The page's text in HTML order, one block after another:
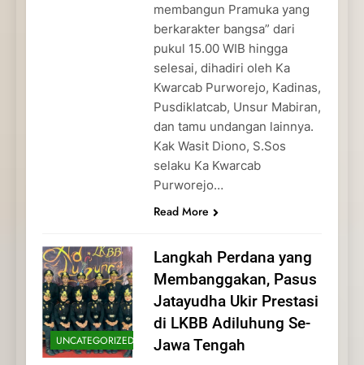
membangun Pramuka yang
berkarakter bangsa” dari
pukul 15.00 WIB hingga
selesai, dihadiri oleh Ka
Kwarcab Purworejo, Kadinas,
Pusdiklatcab, Unsur Mabiran,
dan tamu undangan lainnya.
Kak Wasit Diono, S.Sos
selaku Ka Kwarcab
Purworejo…
Read More
UNCATEGORIZED
Langkah Perdana yang
Membanggakan, Pasus
Jatayudha Ukir Prestasi
di LKBB Adiluhung Se-
Jawa Tengah